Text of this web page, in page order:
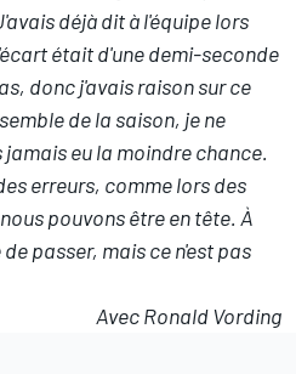
déjà dit à l'équipe lors
était d'une demi-seconde
donc j'avais raison sur ce
de la saison, je ne
eu la moindre chance.
erreurs, comme lors des
pouvons être en tête. À
passer, mais ce n'est pas
Avec Ronald Vording